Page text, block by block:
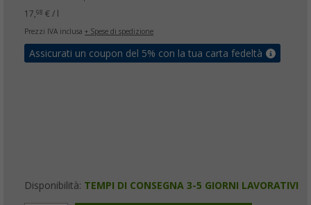
17,98 € / l
Prezzi IVA inclusa + Spese di spedizione
Assicurati un coupon del 5% con la tua carta fedeltà
Disponibilità: TEMPI DI CONSEGNA 3-5 GIORNI LAVORATIVI